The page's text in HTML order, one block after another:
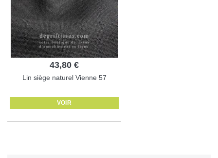
43,80 €
Lin siège naturel Vienne 57
VOIR